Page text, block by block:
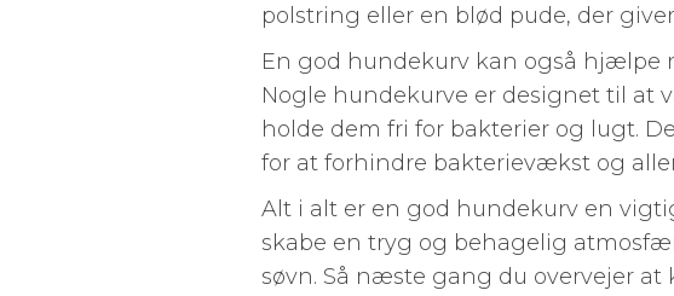
polstring eller en blød pude, der
En god hundekurv kan også hjælpe
Nogle hundekurve er designet til at
holde dem fri for bakterier og lugt.
for at forhindre bakterievækst og
Alt i alt er en god hundekurv en
skabe en tryg og behagelig
søvn. Så næste gang du overvejer